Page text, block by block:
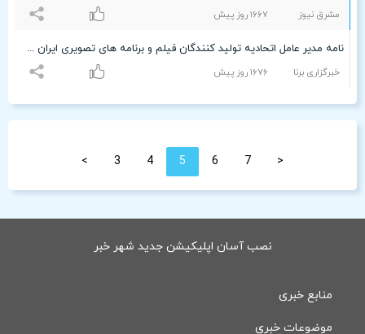
مشرق نیوز ۱۶۶۷ روز پیش
نامه مدیر عامل اتحادیه تولید کنندگان فیلم و برنامه های تصویری ایران به معاونت اجتماعی ناجا
خبرگزاری برنا ۱۶۷۶ روز پیش
> 3 4 5 6 7 <
نصب آسان اپلیکیشن جدید شهر خبر
منابع خبری
موضوعات خبری